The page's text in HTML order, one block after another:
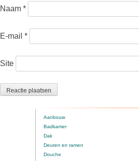
Naam *
E-mail *
Site
Aanbouw
Badkamer
Dak
Deuren en ramen
Douche